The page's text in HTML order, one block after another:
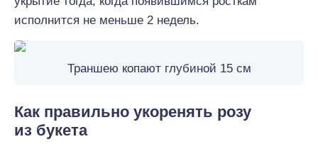
исполнится не меньше 2 недель.
Траншею копают глубиной 15 см
Как правильно укоренять розу
из букета